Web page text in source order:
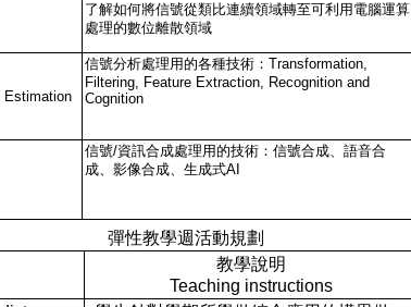
了解如何將信號從類比連續領域轉至可利用電腦運算
處理的數位離散領域
Estimation
信號分析處理用的各種技術：Transformation,
Filtering, Feature Extraction, Recognition and
Cognition
信號/資訊合成處理用的技術：信號合成、語音合
成、影像合成、生成式AI
彈性教學週活動規劃
教學說明
Teaching instructions